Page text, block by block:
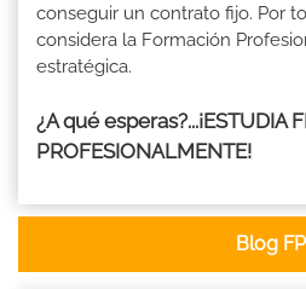
conseguir un contrato fijo. Por
considera la Formación
estratégica.
¿A qué esperas?...¡ESTUDIA
PROFESIONALMENTE!
Blog FP